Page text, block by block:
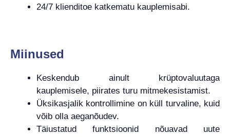
24/7 klienditoe katkematu kauplemisabi.
Miinused
Keskendub ainult krüptovaluutaga
kauplemisele, piirates turu mitmekesistamist.
Üksikasjalik kontrollimine on küll turvaline, kuid
võib olla aeganõudev.
Täiustatud funktsioonid nõuavad uute